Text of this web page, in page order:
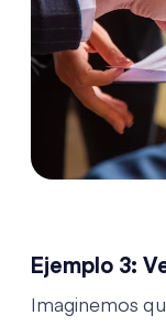
Ejemplo 3:
Imaginemos